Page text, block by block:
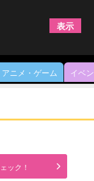
アニメ・ゲーム イベ
ック！
表示